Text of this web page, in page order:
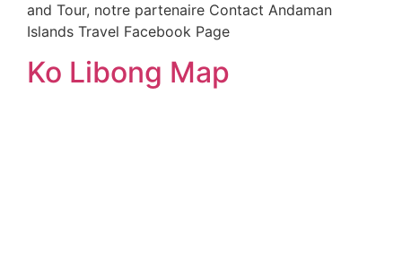
and Tour, notre partenaire Contact Andaman
Islands Travel Facebook Page
Ko Libong Map